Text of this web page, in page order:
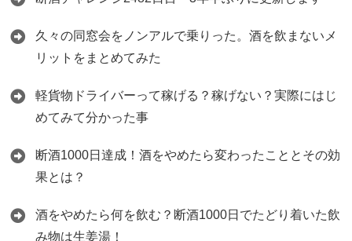
久々の同窓会をノンアルで乗りった。酒を飲まないメ
リットをまとめてみた
軽貨物ドライバーって稼げる？稼げない？実際にはじ
めてみて分かった事
断酒1000日達成！酒をやめたら変わったこととその効
果とは？
酒をやめたら何を飲む？断酒1000日でたどり着いた飲
み物は生姜湯！